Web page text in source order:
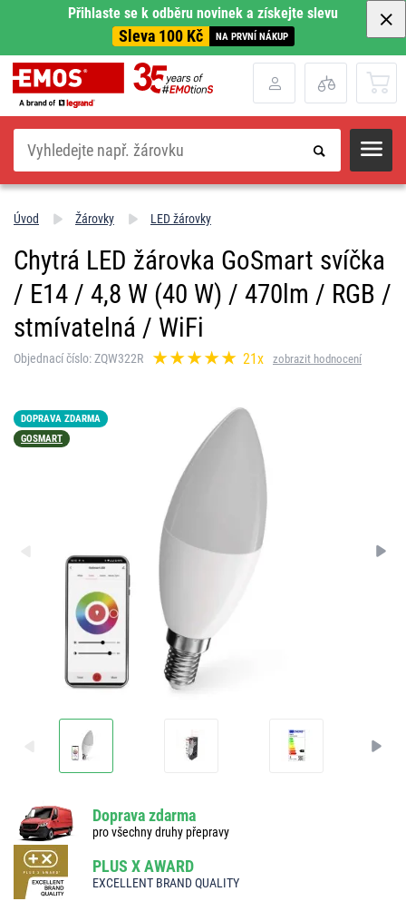
Přihlaste se k odběru novinek a získejte slevu
Sleva 100 Kč NA PRVNÍ NÁKUP
Hledat
Úvod Žárovky LED žárovky
Chytrá LED žárovka GoSmart svíčka
/ E14 / 4,8 W (40 W) / 470lm / RGB /
stmívatelná / WiFi
Objednací číslo: ZQW322R 21x zobrazit hodnocení
DOPRAVA ZDARMA
GOSMART
Doprava zdarma
pro všechny druhy přepravy
PLUS X AWARD
EXCELLENT BRAND QUALITY